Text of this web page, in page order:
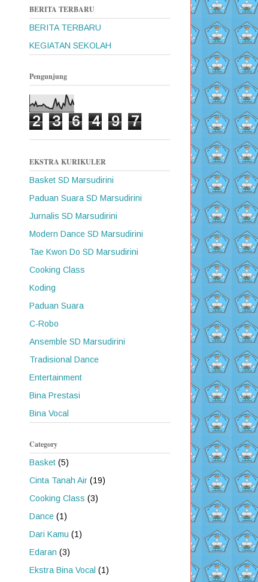
BERITA TERBARU
BERITA TERBARU
KEGIATAN SEKOLAH
Pengunjung
2 3 6 4 9 7
EKSTRA KURIKULER
Basket SD Marsudirini
Paduan Suara SD Marsudirini
Jurnalis SD Marsudirini
Modern Dance SD Marsudirini
Tae Kwon Do SD Marsudirini
Cooking Class
Koding
Paduan Suara
C-Robo
Ansemble SD Marsudirini
Tradisional Dance
Entertainment
Bina Prestasi
Bina Vocal
Category
Basket (5)
Cinta Tanah Air (19)
Cooking Class (3)
Dance (1)
Dari Kamu (1)
Edaran (3)
Ekstra Bina Vocal (1)